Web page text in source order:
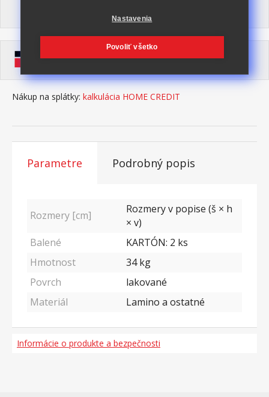
Nákup na splátky: kalkulácia HOME CREDIT
Parametre Podrobný popis
Rozmery [cm]
Rozmery v popise (š × h
× v)
Balené
KARTÓN: 2 ks
Hmotnost
34kg
Povrch
lakované
Materiál
Lamino a ostatné
Informácie o produkte a bezpečnosti
Nastavenia
Povoliť všetko